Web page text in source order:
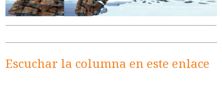
Escuchar la columna en este enlace